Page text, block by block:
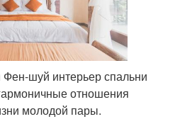
шуй интерьер спальни
отношения
молодой пары.